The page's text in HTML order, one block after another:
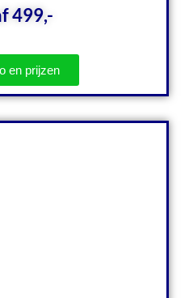
499,-
en prijzen